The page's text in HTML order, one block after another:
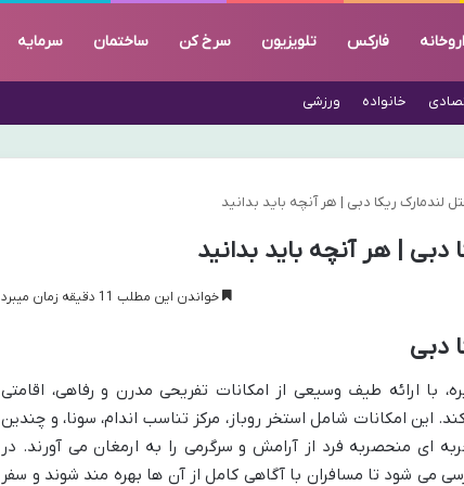
فارکس تلویزیون سرخ کن ساختمان سرمایه
خانواده ورزشی
لندمارک ریکا دبی | هر آنچه باید بدانید
دبی | هر آنچه باید بدانید
خواندن این مطلب 11 دقیقه زمان میبرد
دبی
با ارائه طیف وسیعی از امکانات تفریحی مدرن و رفاهی، اقامتی
این امکانات شامل استخر روباز، مرکز تناسب اندام، سونا، و چندین
ای منحصربه فرد از آرامش و سرگرمی را به ارمغان می آورند. در
می شود تا مسافران با آگاهی کامل از آن ها بهره مند شوند و سفر